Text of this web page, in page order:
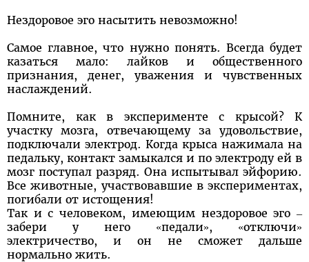
Нездоровое эго насытить невозможно!
Самое главное, что нужно понять. Всегда будет
казаться мало: лайков и общественного
признания, денег, уважения и чувственных
наслаждений.
Помните, как в эксперименте с крысой? К
участку мозга, отвечающему за удовольствие,
подключали электрод. Когда крыса нажимала на
педальку, контакт замыкался и по электроду ей в
мозг поступал разряд. Она испытывал эйфорию.
Все животные, участвовавшие в экспериментах,
погибали от истощения!
Так и с человеком, имеющим нездоровое эго –
забери у него «педали», «отключи»
электричество, и он не сможет дальше
нормально жить.